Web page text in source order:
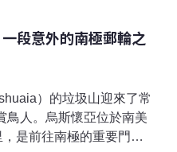
段意外的南極郵輪之
）的垃圾山迎來了常
人。烏斯懷亞位於南美
是前往南極的重要門